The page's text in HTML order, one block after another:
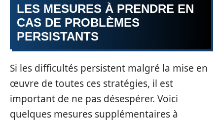
LES MESURES À PRENDRE EN
CAS DE PROBLÈMES
PERSISTANTS
Si les difficultés persistent malgré la mise en
œuvre de toutes ces stratégies, il est
important de ne pas désespérer. Voici
quelques mesures supplémentaires à